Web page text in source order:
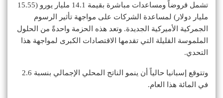
تشمل قروضاً ومساعدات مباشرة بقيمة 14.1 مليار يورو (15.55
مليار دولار) لمساعدة الشركات على مواجهة تأثير الرسوم
الجمركية الأميركية الجديدة. وتعد هذه الحزمة واحدةً من الحلول
الملموسة القليلة التي تقدمها الاقتصادات الكبرى لمواجهة هذا
التحدي.
وتتوقع إسبانيا حالياً أن ينمو الناتج المحلي الإجمالي بنسبة 2.6
في المائة هذا العام.